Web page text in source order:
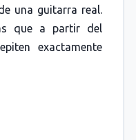
una guitarra real.
que a partir del
exactamente